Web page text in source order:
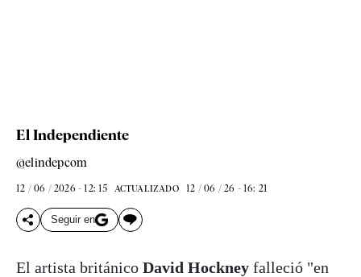
El Independiente
@elindepcom
12 / 06 / 2026 - 12: 15 ACTUALIZADO 12 / 06 / 26 - 16: 21
Seguir en
El artista británico David Hockney falleció "en